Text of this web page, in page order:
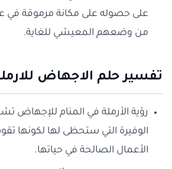
على حصوله على مكانة مرموقة
من وضعهم المعيشي للغاية.
تفسير حلم الاجهاض
رؤية الأرملة في المنام للإجهاض
الوفيرة التي ستحظى لها لكونها
الأعمال الصالحة في حياتها.